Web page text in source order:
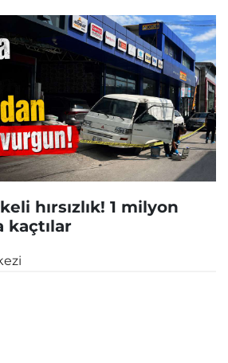
hırsızlık! 1 milyon
kaçtılar